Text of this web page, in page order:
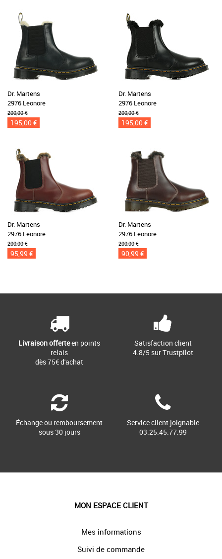
Dr. Martens
2976 Leonore
200,00 €
195,00 €
Dr. Martens
2976 Leonore
200,00 €
195,00 €
Dr. Martens
2976 Leonore
200,00 €
95,99 €
Dr. Martens
2976 Leonore
200,00 €
90,99 €
Livraison offerteen points
relais
dès 75€ d'achat
Satisfaction client
4.8/5 sur Trustpilot
Échange ou remboursement
sous 30 jours
Service client joignable
03.25.45.77.99
MON ESPACE CLIENT
Mes informations
Suivi de commande